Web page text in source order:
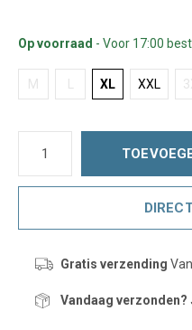
Op voorraad - Voor 17:00
M XL XXL
Gratis verzending
Vandaag verzonden?